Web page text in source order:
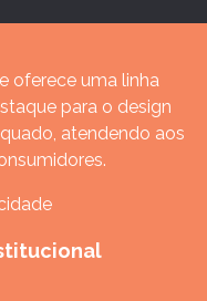
oferece uma linha
para o design
atendendo aos